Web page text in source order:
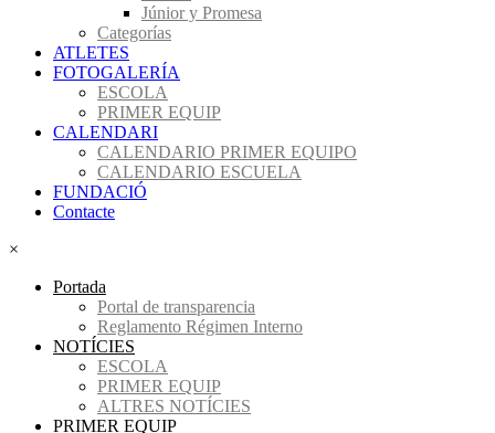
Júnior y Promesa
Categorías
ATLETES
FOTOGALERÍA
ESCOLA
PRIMER EQUIP
CALENDARI
CALENDARIO PRIMER EQUIPO
CALENDARIO ESCUELA
FUNDACIÓ
Contacte
×
Portada
Portal de transparencia
Reglamento Régimen Interno
NOTÍCIES
ESCOLA
PRIMER EQUIP
ALTRES NOTÍCIES
PRIMER EQUIP